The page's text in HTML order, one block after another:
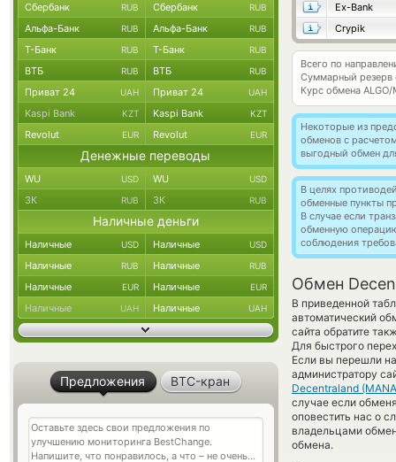
Ex-Bank
Crypik
Всего по
Суммарный резерв
Курс обмена ALGO/
Некоторые из
обменов с
выгодный обмен
В целях
обменные пункты
В случае если
обменную
соблюдения
Обмен
В приведенной
автоматический
сайта обратите
Для быстрого
Если вы перешли
администратору
Decentraland
случае если
оповестить нас о
владельцами
обмена.
Сбербанк RUB Сбербанк RUB
Альфа-Банк RUB Альфа-Банк RUB
Т-Банк RUB Т-Банк RUB
ВТБ RUB ВТБ RUB
Приват 24 UAH Приват 24 UAH
Kaspi Bank KZT Kaspi Bank KZT
Revolut EUR Revolut EUR
Денежные переводы
WU USD WU USD
ЗК RUB ЗК RUB
Наличные деньги
Наличные USD Наличные USD
Наличные RUB Наличные RUB
Наличные EUR Наличные EUR
Наличные UAH Наличные UAH
Предложения BTC-кран